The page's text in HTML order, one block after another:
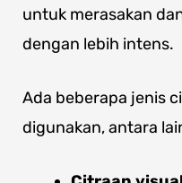
untuk merasakan
dengan lebih intens.
Ada beberapa jenis
digunakan, antara